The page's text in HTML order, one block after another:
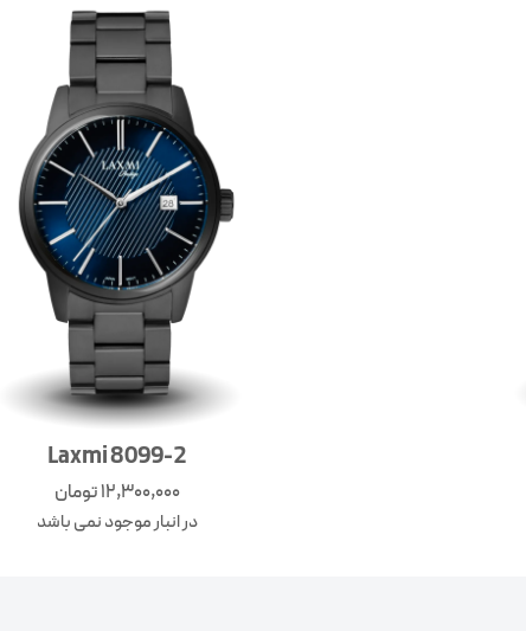
Laxmi 8099-2
12,300,000تومان
در انبار موجود نمی باشد